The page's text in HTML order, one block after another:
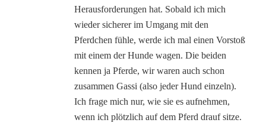
Herausforderungen hat. Sobald ich mich
wieder sicherer im Umgang mit den
Pferdchen fühle, werde ich mal einen Vorstoß
mit einem der Hunde wagen. Die beiden
kennen ja Pferde, wir waren auch schon
zusammen Gassi (also jeder Hund einzeln).
Ich frage mich nur, wie sie es aufnehmen,
wenn ich plötzlich auf dem Pferd drauf sitze.